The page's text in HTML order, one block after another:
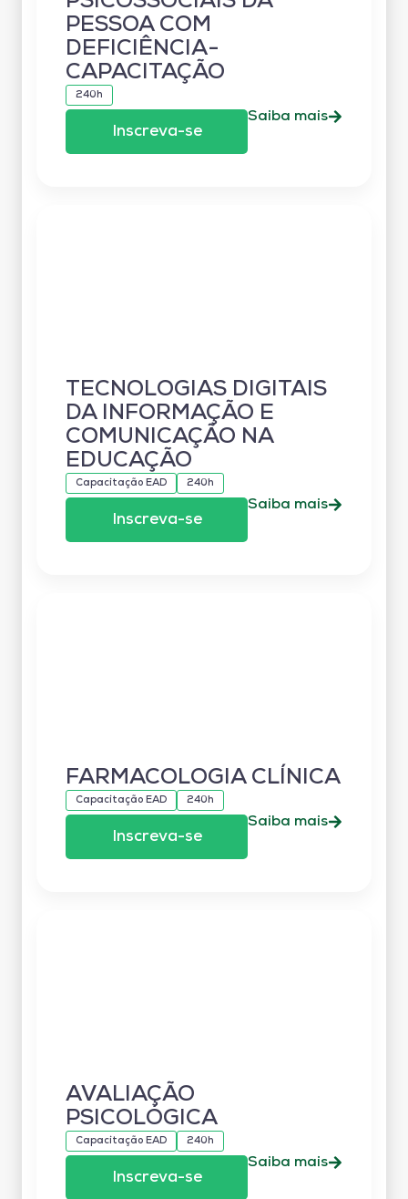
PESSOA COM
DEFICIÊNCIA-
CAPACITAÇÃO
240h
Inscreva-se
Saiba mais
TECNOLOGIAS DIGITAIS
DA INFORMAÇÃO E
COMUNICAÇÃO NA
EDUCAÇÃO
Capacitação EAD 240h
Inscreva-se
Saiba mais
FARMACOLOGIA CLÍNICA
Capacitação EAD 240h
Inscreva-se
Saiba mais
AVALIAÇÃO
PSICOLÓGICA
Capacitação EAD 240h
Inscreva-se
Saiba mais